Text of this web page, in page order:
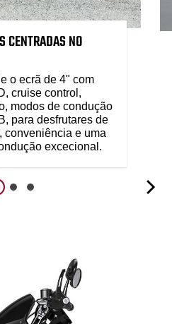
CENTRADAS NO
o ecrã de 4" com
cruise control,
modos de condução
para desfrutares de
conveniência e uma
excecional.